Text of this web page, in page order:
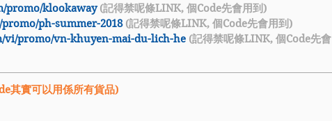
promo/klookaway (記得禁呢條LINK, 個Code先會用到)
ph-summer-2018 (記得禁呢條LINK, 個Code先會用到)
vi/promo/vn-khuyen-mai-du-lich-he (記得禁呢條LINK, 個Code先會
其實可以用係所有貨品)